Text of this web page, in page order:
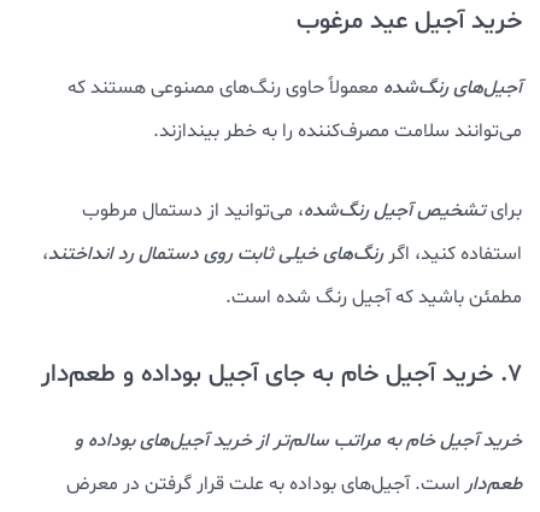
خرید آجیل عید مرغوب
آجیل‌های رنگ‌شده معمولاً حاوی رنگ‌های مصنوعی هستند که
می‌توانند سلامت مصرف‌کننده را به خطر بیندازند.
برایتشخیص آجیل رنگ‌شده، می‌توانید از دستمال مرطوب
استفاده کنید، اگر رنگ‌های خیلی ثابت روی دستمال رد انداختند،
مطمئن باشید که آجیل رنگ شده است.
7. خرید آجیل خام به جای آجیل بوداده و طعم‌دار
خرید آجیل خام به مراتب سالم‌تر از خرید آجیل‌های بوداده و
طعم‌دار است. آجیل‌های بوداده به علت قرار گرفتن در معرض